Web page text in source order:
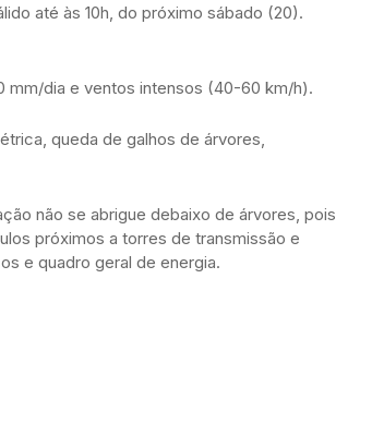
até às 10h, do próximo sábado (20).
mm/dia e ventos intensos (40-60 km/h).
queda de galhos de árvores,
não se abrigue debaixo de árvores, pois
próximos a torres de transmissão e
e quadro geral de energia.